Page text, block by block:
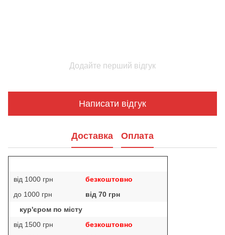
Додайте перший відгук
Написати відгук
Доставка Оплата
від 1000 грн
безкоштовно
до 1000 грн
від 70 грн
кур'єром по місту
від 1500 грн
безкоштовно